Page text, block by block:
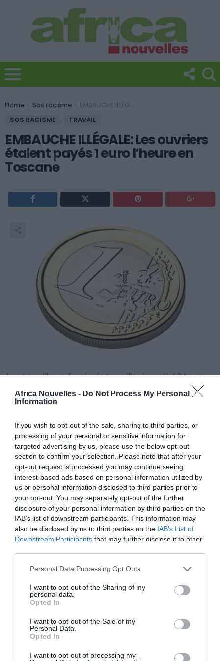
Africa Nouvelles - Do Not Process My Personal
Information
If you wish to opt-out of the sale, sharing to third parties, or
processing of your personal or sensitive information for
targeted advertising by us, please use the below opt-out
section to confirm your selection. Please note that after your
opt-out request is processed you may continue seeing
interest-based ads based on personal information utilized by
us or personal information disclosed to third parties prior to
your opt-out. You may separately opt-out of the further
disclosure of your personal information by third parties on the
IAB’s list of downstream participants. This information may
also be disclosed by us to third parties on the IAB’s List of
Downstream Participants that may further disclose it to other
Personal Data Processing Opt Outs
I want to opt-out of the Sharing of my
personal data.
Opted In
I want to opt-out of the Sale of my
Personal Data.
Opted In
I want to opt-out of processing my
You are here:
Home Sos racisme
EMBAUCHE ILLÉGALE: Les ouvriers étaient payés 1 euro l’heure en Toscane
SOS RACISME
, TRAVAIL
EMBAUCHE ILLÉGALE: Les ouvriers
étaient payés 1 euro l’heure en
Toscane
Les travailleurs forcés de travailler jusqu’à 10 heures
par jour, 6 jours par semaine pour même moins de
400 euros par mois et un salaire horaire d’environ 1,28
euros.
Cela s’est passé dans des entreprises de chaussures
à Empoli, dirigées par deux conjoints chinois, arrêtés
par la « Guardia di Finanza » ( Police financière) pour
faillite frauduleuse, soustraction frauduleuse au
paiement des impôts et embauche au noir.
Selon les enquêtes, les travailleurs, pour la plupart
africains, la plupart des gambiens, ont été embauchés
partiel, mais bossant ensuite 10 heures par jour, y
compris durant les jours de congés.
Dans le contrat de travail, c’est écrit que je travaille 2
heures par jour, de 9h à 11h mais en réalité, je travaille